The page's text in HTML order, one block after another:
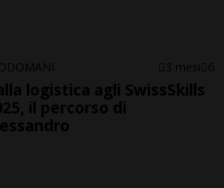
3 mesi 6
logistica agli SwissSkills
il percorso di